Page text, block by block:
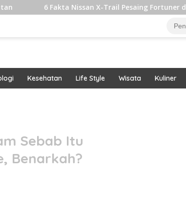
Nissan X-Trail Pesaing Fortuner dan Pajero Sport
Kesehatan Life Style Wisata Kuliner
Sebab Itu
Benarkah?